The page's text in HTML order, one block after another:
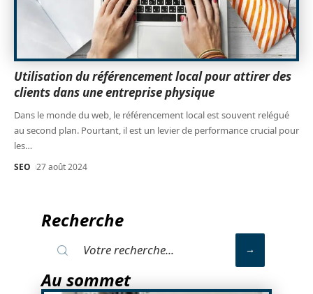
Utilisation du référencement local pour attirer des
clients dans une entreprise physique
Dans le monde du web, le référencement local est souvent relégué
au second plan. Pourtant, il est un levier de performance crucial pour
les…
SEO 27 août 2024
Recherche
Au sommet